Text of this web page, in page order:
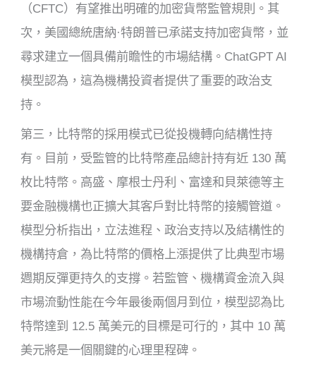
（CFTC）有望推出明確的加密貨幣監管規則。其
次，美國總統唐納·特朗普已承諾支持加密貨幣，並
尋求建立一個具備前瞻性的市場結構。ChatGPT AI
模型認為，這為機構投資者提供了重要的政治支
持。
第三，比特幣的採用模式已從投機轉向結構性持
有。目前，受監管的比特幣產品總計持有近 130 萬
枚比特幣。高盛、摩根士丹利、富達和貝萊德等主
要金融機構也正擴大其客戶對比特幣的接觸管道。
模型分析指出，立法進程、政治支持以及結構性的
機構持倉，為比特幣的價格上漲提供了比典型市場
週期反彈更持久的支撐。若監管、機構資金流入與
市場流動性能在今年最後兩個月到位，模型認為比
特幣達到 12.5 萬美元的目標是可行的，其中 10 萬
美元將是一個關鍵的心理里程碑。